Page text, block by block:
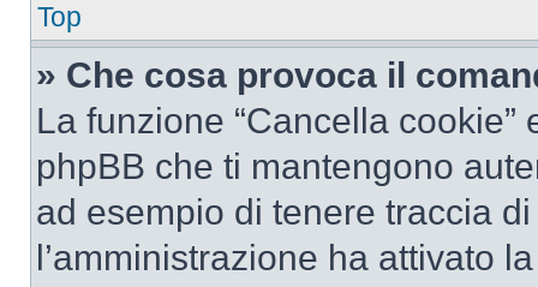
Top
» Che cosa provoca il
La funzione “Cancella
phpBB che ti mantengono
ad esempio di tenere traccia
l’amministrazione ha attivato